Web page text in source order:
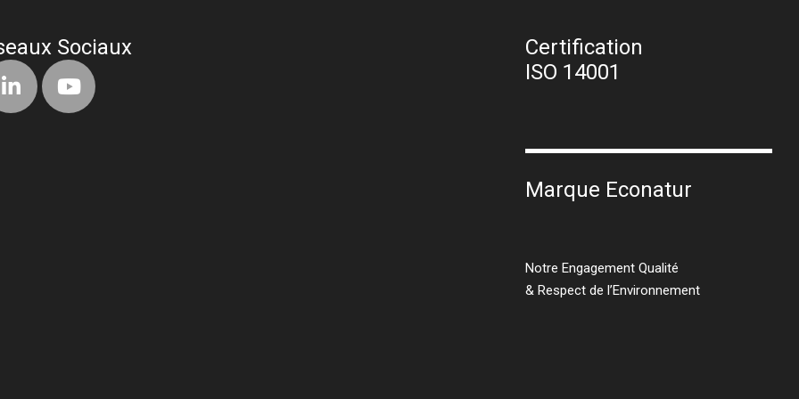
Sociaux
Certification
ISO 14001
Marque Econatur
Notre Engagement Qualité
& Respect de l’Environnement